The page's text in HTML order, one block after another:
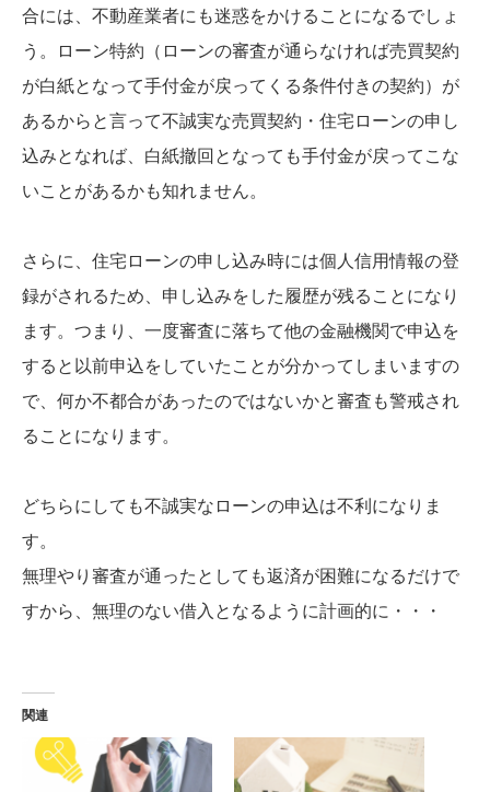
合には、不動産業者にも迷惑をかけることになるでしょ
う。ローン特約（ローンの審査が通らなければ売買契約
が白紙となって手付金が戻ってくる条件付きの契約）が
あるからと言って不誠実な売買契約・住宅ローンの申し
込みとなれば、白紙撤回となっても手付金が戻ってこな
いことがあるかも知れません。
さらに、住宅ローンの申し込み時には個人信用情報の登
録がされるため、申し込みをした履歴が残ることになり
ます。つまり、一度審査に落ちて他の金融機関で申込を
すると以前申込をしていたことが分かってしまいますの
で、何か不都合があったのではないかと審査も警戒され
ることになります。
どちらにしても不誠実なローンの申込は不利になりま
す。
無理やり審査が通ったとしても返済が困難になるだけで
すから、無理のない借入となるように計画的に・・・
関連